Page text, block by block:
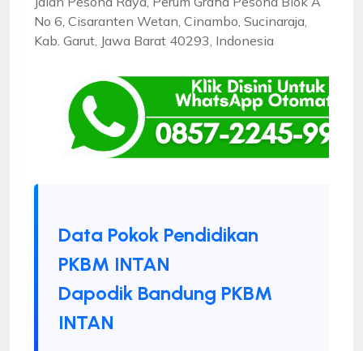
No 6, Cisaranten Wetan, Cinambo, Sucinaraja,
Kab. Garut, Jawa Barat 40293, Indonesia
Data Pokok Pendidikan
PKBM INTAN
Dapodik Bandung PKBM
INTAN